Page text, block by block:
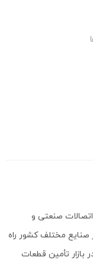
صنعتی و
مختلف کشور راه
از 10 سال تجربه در بازار تأمین قطعات